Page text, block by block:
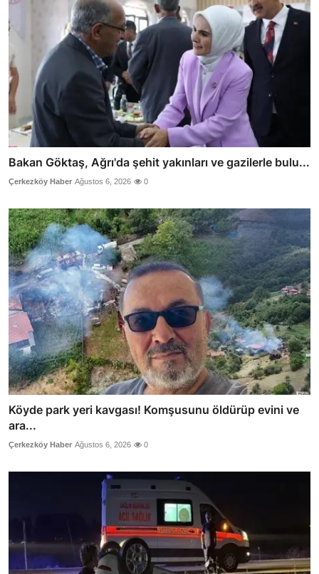
Bakan Göktaş, Ağrı'da şehit yakınları ve gazilerle bulu...
Çerkezköy Haber Ağustos 6, 2026 0
Köyde park yeri kavgası! Komşusunu öldürüp evini ve
ara...
Çerkezköy Haber Ağustos 6, 2026 0